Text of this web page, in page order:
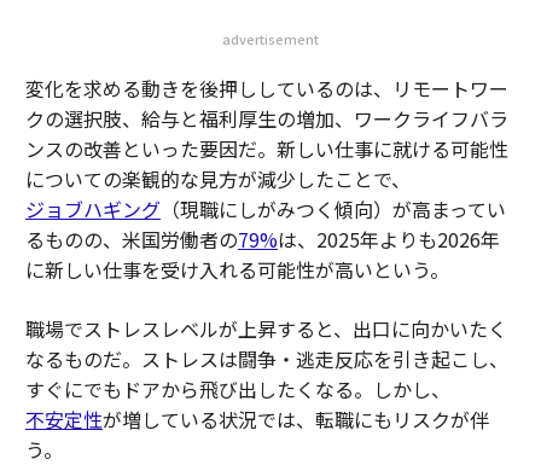
advertisement
変化を求める動きを後押ししているのは、リモートワー
クの選択肢、給与と福利厚生の増加、ワークライフバラ
ンスの改善といった要因だ。新しい仕事に就ける可能性
についての楽観的な見方が減少したことで、
ジョブハギング（現職にしがみつく傾向）が高まってい
るものの、米国労働者の79%は、2025年よりも2026年
に新しい仕事を受け入れる可能性が高いという。
職場でストレスレベルが上昇すると、出口に向かいたく
なるものだ。ストレスは闘争・逃走反応を引き起こし、
すぐにでもドアから飛び出したくなる。しかし、
不安定性が増している状況では、転職にもリスクが伴
う。